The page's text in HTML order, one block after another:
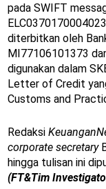
pada SWIFT
diterbitkan oleh
MI77106101373
digunakan dalam
Letter of Credit
Customs and
Redaksi
corporate secretary
hingga tulisan ini
(FT&Tim